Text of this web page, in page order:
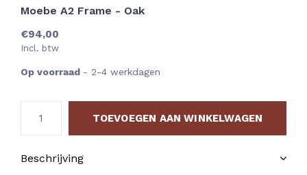
Moebe A2 Frame - Oak
€94,00
Incl. btw
Op voorraad - 2-4 werkdagen
TOEVOEGEN AAN WINKELWAGEN
Beschrijving